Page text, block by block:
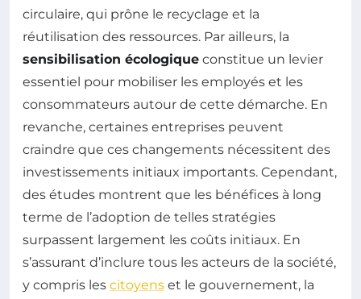
circulaire, qui prône le recyclage et la
réutilisation des ressources. Par ailleurs, la
sensibilisation écologique constitue un levier
essentiel pour mobiliser les employés et les
consommateurs autour de cette démarche. En
revanche, certaines entreprises peuvent
craindre que ces changements nécessitent des
investissements initiaux importants. Cependant,
des études montrent que les bénéfices à long
terme de l’adoption de telles stratégies
surpassent largement les coûts initiaux. En
s’assurant d’inclure tous les acteurs de la société,
y compris les citoyens et le gouvernement, la